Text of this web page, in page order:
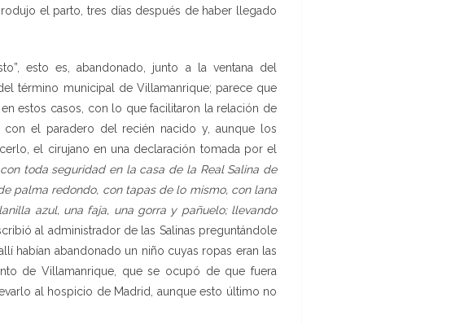
el parto, tres días después de haber llegado
esto es, abandonado, junto a la ventana del
término municipal de Villamanrique; parece que
estos casos, con lo que facilitaron la relación de
el paradero del recién nacido y, aunque los
el cirujano en una declaración tomada por el
toda seguridad en la casa de la Real Salina de
palma redondo, con tapas de lo mismo, con lana
azul, una faja, una gorra y pañuelo; llevando
al administrador de las Salinas preguntándole
habían abandonado un niño cuyas ropas eran las
de Villamanrique, que se ocupó de que fuera
al hospicio de Madrid, aunque esto último no